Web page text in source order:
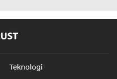
Teknologi